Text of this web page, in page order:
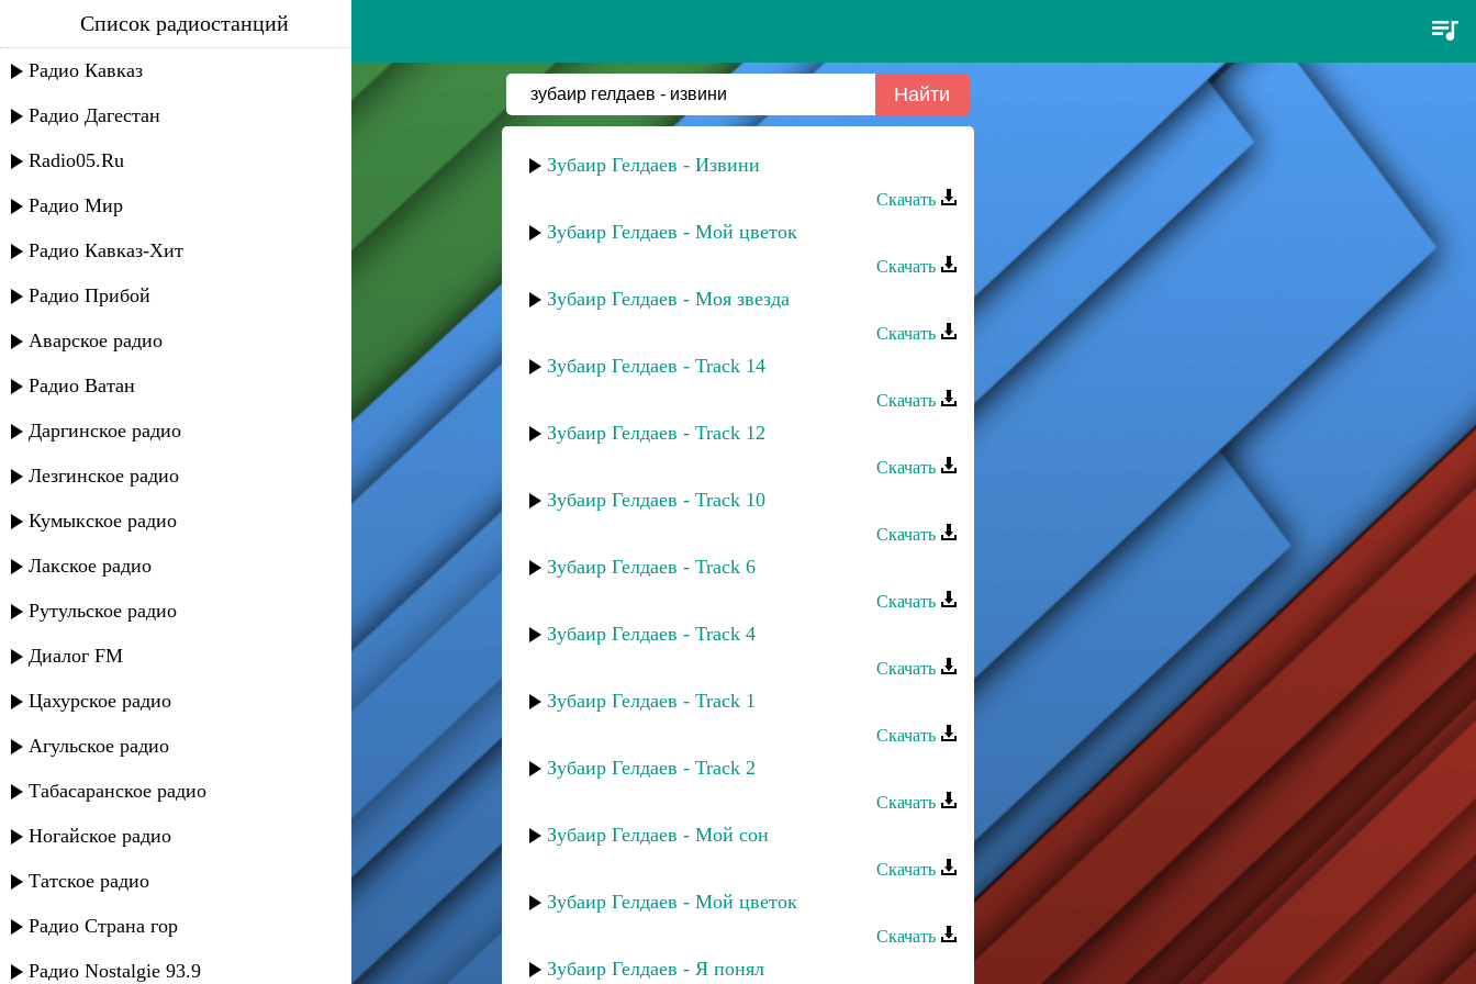
зубаир гелдаев - извини
Список радиостанций
Радио Кавказ
Радио Дагестан
Radio05.Ru
Радио Мир
Радио Кавказ-Хит
Радио Прибой
Аварское радио
Радио Ватан
Даргинское радио
Лезгинское радио
Кумыкское радио
Лакское радио
Рутульское радио
Диалог FM
Цахурское радио
Агульское радио
Табасаранское радио
Ногайское радио
Татское радио
Радио Страна гор
Радио Nostalgie 93.9
Зубаир Гелдаев - Извини
Скачать
Зубаир Гелдаев - Мой цветок
Скачать
Зубаир Гелдаев - Моя звезда
Скачать
Зубаир Гелдаев - Track 14
Скачать
Зубаир Гелдаев - Track 12
Скачать
Зубаир Гелдаев - Track 10
Скачать
Зубаир Гелдаев - Track 6
Скачать
Зубаир Гелдаев - Track 4
Скачать
Зубаир Гелдаев - Track 1
Скачать
Зубаир Гелдаев - Track 2
Скачать
Зубаир Гелдаев - Мой сон
Скачать
Зубаир Гелдаев - Мой цветок
Скачать
Зубаир Гелдаев - Я понял